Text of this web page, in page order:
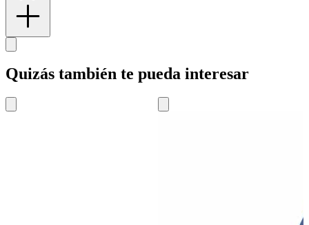
Quizás también te pueda interesar